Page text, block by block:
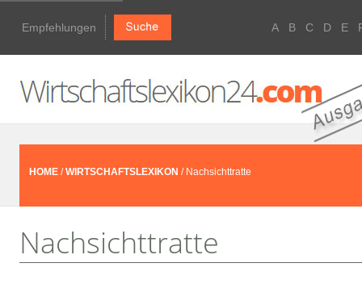
Empfehlungen A B C D E
HOME /WIRTSCHAFTSLEXIKON / Nachsichttratte
Nachsichttratte